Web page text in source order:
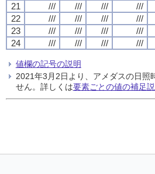
21
/// /// /// ///
22
/// /// /// ///
23
/// /// /// ///
24
/// /// /// ///
値欄の記号の説明
2021年3月2日より、アメダスの日照
せん。詳しくは要素ごとの値の補足